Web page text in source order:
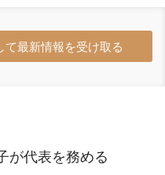
て最新情報を受け取る
が代表を務める